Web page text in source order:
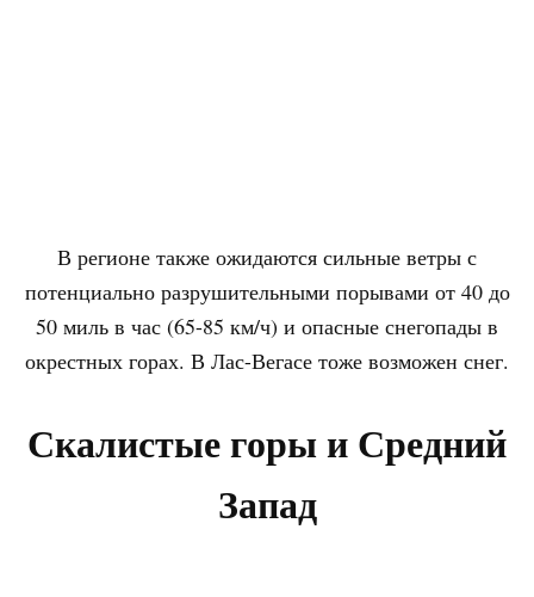
В регионе также ожидаются сильные ветры с
потенциально разрушительными порывами от 40 до
50 миль в час (65-85 км/ч) и опасные снегопады в
окрестных горах. В Лас-Вегасе тоже возможен снег.
Скалистые горы и Средний
Запад